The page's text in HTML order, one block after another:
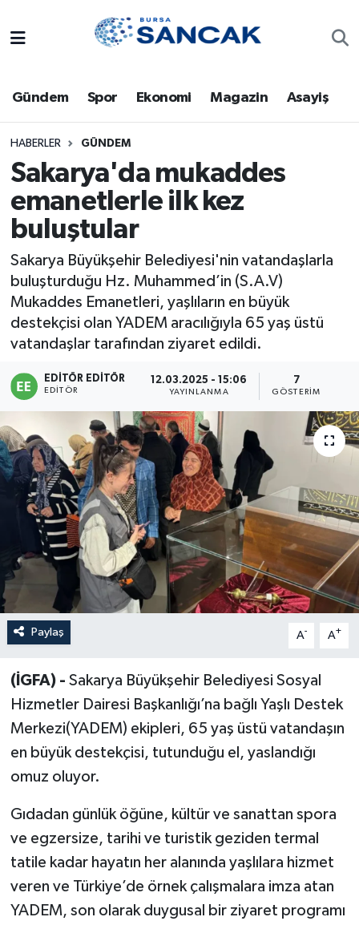
Gündem Spor Ekonomi Magazin Asayiş
HABERLER GÜNDEM
Sakarya'da mukaddes
emanetlerle ilk kez
buluştular
Sakarya Büyükşehir Belediyesi'nin vatandaşlarla
buluşturduğu Hz. Muhammed’in (S.A.V)
Mukaddes Emanetleri, yaşlıların en büyük
destekçisi olan YADEM aracılığıyla 65 yaş üstü
vatandaşlar tarafından ziyaret edildi.
EDITÖR EDITÖR
EDITÖR
12.03.2025 - 15:06
YAYINLANMA
7
GÖSTERIM
Paylaş A- A+
(İGFA) - Sakarya Büyükşehir Belediyesi Sosyal
Hizmetler Dairesi Başkanlığı’na bağlı Yaşlı Destek
Merkezi(YADEM) ekipleri, 65 yaş üstü vatandaşın
en büyük destekçisi, tutunduğu el, yaslandığı
omuz oluyor.
Gıdadan günlük öğüne, kültür ve sanattan spora
ve egzersize, tarihi ve turistik geziden termal
tatile kadar hayatın her alanında yaşlılara hizmet
veren ve Türkiye’de örnek çalışmalara imza atan
YADEM, son olarak duygusal bir ziyaret programı
Bursa
Dünya
Eğitim
Ekonomi
Genel
Gündem
Magazin
Sağlık
Siyaset
Spor
Türkiye
Trafik Durumu
Süper Lig Puan Durumu ve Fikstür
Tüm Manşetler
Son Dakika Haberleri
Haber Arşivi